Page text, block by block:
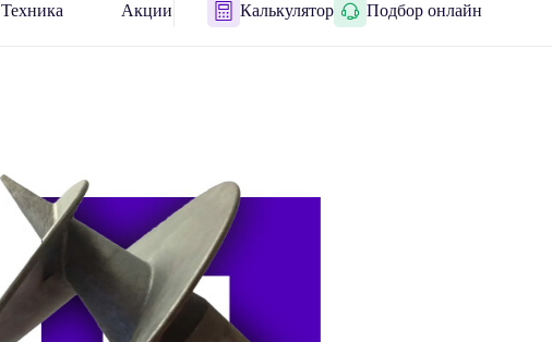
Техника Акции Калькулятор Подбор онлайн